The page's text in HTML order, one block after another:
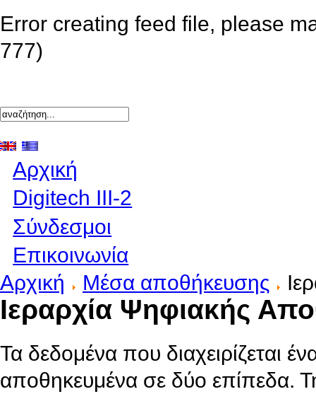
Error creating feed file, please
777)
Αρχική
Digitech III-2
Σύνδεσμοι
Επικοινωνία
Αρχική
Μέσα αποθήκευσης
Ιεραρχία Ψηφιακής
Τα δεδομένα που διαχειρίζεται
αποθηκευμένα σε δύο επίπεδα.